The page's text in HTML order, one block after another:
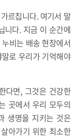
르칩니다. 여기서 말
니다. 지금 이 순간에
비는 배송 현장에서
로 우리가 기억해야
다면, 그것은 건강한
곳에서 우리 모두의
생명을 지키는 것은
아가기 위한 최소한